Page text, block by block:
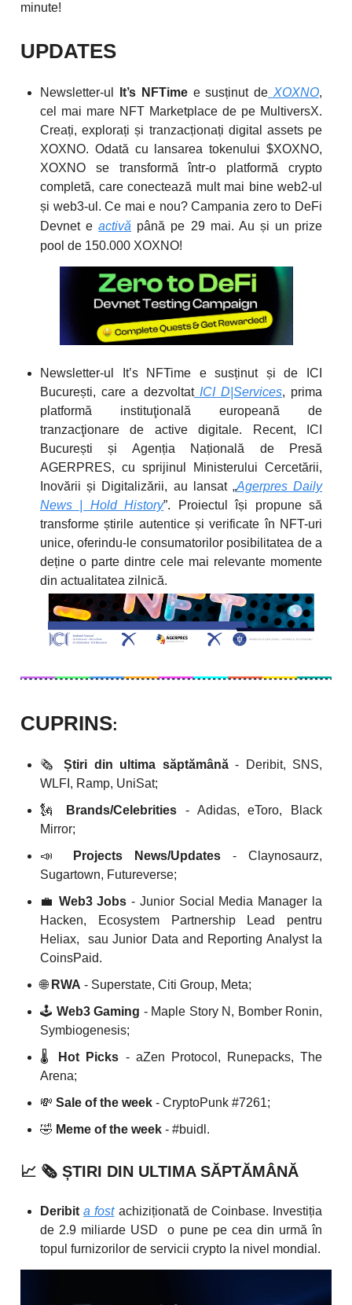
minute!
UPDATES
Newsletter-ul It’s NFTimee susținut de XOXNO,
cel mai mare NFT Marketplace de pe MultiversX.
Creați, explorați și tranzacționați digital assets pe
XOXNO. Odată cu lansarea tokenului $XOXNO,
XOXNO se transformă într-o platformă crypto
completă, care conectează mult mai bine web2-ul
și web3-ul.Ce mai e nou? Campania zero to DeFi
Devnet eactivă până pe 29 mai. Au și un prize
pool de 150.000 XOXNO!
Newsletter-ul It’s NFTime e susținut și de ICI
București, care a dezvoltatICI D|Services, prima
platformă instituţională europeană de
tranzacţionare de active digitale. Recent, ICI
București și Agenția Națională de Presă
AGERPRES, cu sprijinul Ministerului Cercetării,
Inovării și Digitalizării, au lansat „Agerpres Daily
News | Hold History”. Proiectul își propune să
transforme știrile autentice și verificate în NFT-uri
unice, oferindu-le consumatorilor posibilitatea de a
deține o parte dintre cele mai relevante momente
din actualitatea zilnică.
CUPRINS:
🗞️ Știri din ultima săptămână - Deribit, SNS,
WLFI, Ramp, UniSat;
🗽
Brands/Celebrities- Adidas, eToro, Black
Mirror;
📣
Projects News/Updates - Claynosaurz,
Sugartown, Futureverse;
💼 Web3 Jobs- Junior Social Media Manager la
Hacken, Ecosystem Partnership Lead pentru
Heliax, sau Junior Data and Reporting Analyst la
CoinsPaid.
🌐 RWA - Superstate, Citi Group, Meta;
🕹️ Web3 Gaming - Maple Story N, Bomber Ronin,
Symbiogenesis;
🌡️
Hot Picks - aZen Protocol, Runepacks, The
Arena;
💸 Sale of the week - CryptoPunk #7261;
🤣 Meme of the week - #buidl.
📈 🗞️ ȘTIRI DIN ULTIMA SĂPTĂMÂNĂ
Deribit a fostachiziționată de Coinbase. Investiția
de 2.9 miliarde USD o pune pe cea din urmă în
topul furnizorilor de servicii crypto la nivel mondial.